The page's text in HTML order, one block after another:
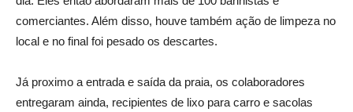
comerciantes. Além disso, houve também ação de limpeza no
local e no final foi pesado os descartes.
Já proximo a entrada e saída da praia, os colaboradores
entregaram ainda, recipientes de lixo para carro e sacolas